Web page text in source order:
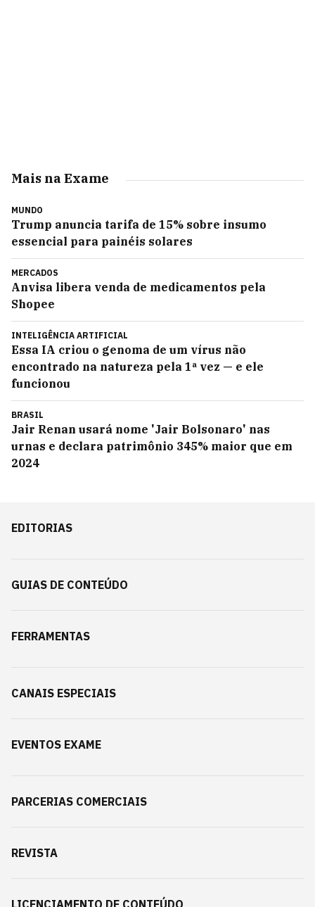
Mais na Exame
MUNDO
Trump anuncia tarifa de 15% sobre insumo
essencial para painéis solares
MERCADOS
Anvisa libera venda de medicamentos pela
Shopee
INTELIGÊNCIA ARTIFICIAL
Essa IA criou o genoma de um vírus não
encontrado na natureza pela 1ª vez — e ele
funcionou
BRASIL
Jair Renan usará nome 'Jair Bolsonaro' nas
urnas e declara patrimônio 345% maior que em
2024
EDITORIAS
GUIAS DE CONTEÚDO
FERRAMENTAS
CANAIS ESPECIAIS
EVENTOS EXAME
PARCERIAS COMERCIAIS
REVISTA
LICENCIAMENTO DE CONTEÚDO